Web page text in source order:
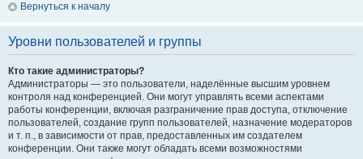
Вернуться к началу
Уровни пользователей и группы
Кто такие администраторы?
Администраторы — это пользователи, наделённые высшим уровнем
контроля над конференцией. Они могут управлять всеми аспектами
работы конференции, включая разграничение прав доступа, отключение
пользователей, создание групп пользователей, назначение модераторов
и т. п., в зависимости от прав, предоставленных им создателем
конференции. Они также могут обладать всеми возможностями